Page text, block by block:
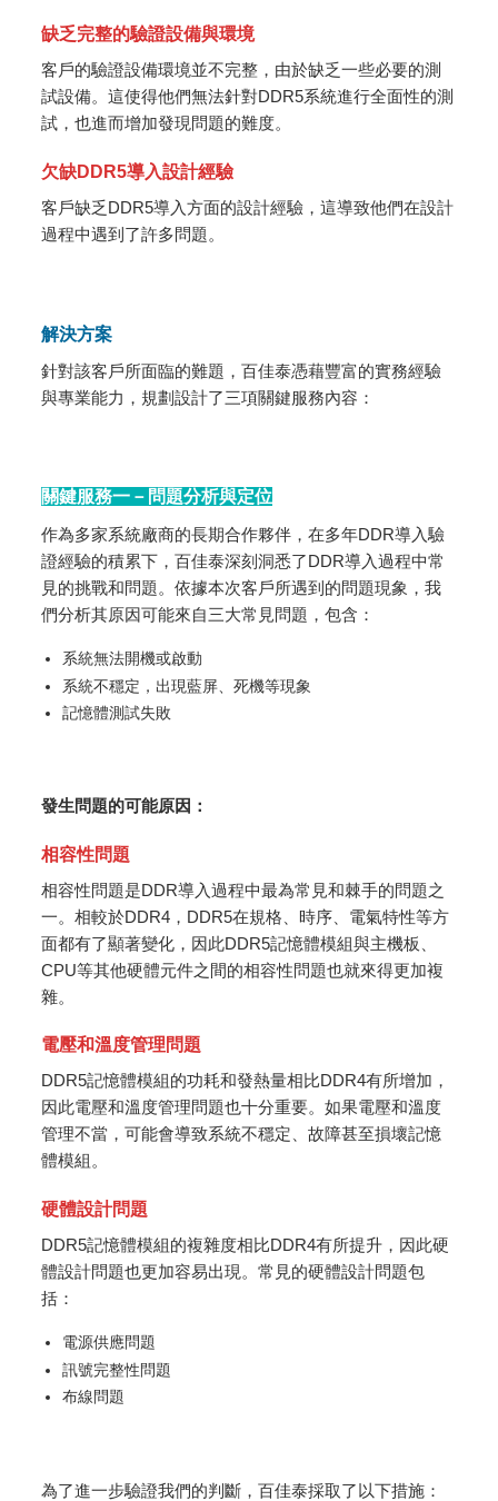
缺乏完整的驗證設備與環境
客戶的驗證設備環境並不完整，由於缺乏一些必要的測
試設備。這使得他們無法針對DDR5系統進行全面性的測
試，也進而增加發現問題的難度。
欠缺DDR5導入設計經驗
客戶缺乏DDR5導入方面的設計經驗，這導致他們在設計
過程中遇到了許多問題。
解決方案
針對該客戶所面臨的難題，百佳泰憑藉豐富的實務經驗
與專業能力，規劃設計了三項關鍵服務內容：
關鍵服務一－問題分析與定位
作為多家系統廠商的長期合作夥伴，在多年DDR導入驗
證經驗的積累下，百佳泰深刻洞悉了DDR導入過程中常
見的挑戰和問題。依據本次客戶所遇到的問題現象，我
們分析其原因可能來自三大常見問題，包含：
系統無法開機或啟動
系統不穩定，出現藍屏、死機等現象
記憶體測試失敗
發生問題的可能原因：
相容性問題
相容性問題是DDR導入過程中最為常見和棘手的問題之
一。相較於DDR4，DDR5在規格、時序、電氣特性等方
面都有了顯著變化，因此DDR5記憶體模組與主機板、
CPU等其他硬體元件之間的相容性問題也就來得更加複
雜。
電壓和溫度管理問題
DDR5記憶體模組的功耗和發熱量相比DDR4有所增加，
因此電壓和溫度管理問題也十分重要。如果電壓和溫度
管理不當，可能會導致系統不穩定、故障甚至損壞記憶
體模組。
硬體設計問題
DDR5記憶體模組的複雜度相比DDR4有所提升，因此硬
體設計問題也更加容易出現。常見的硬體設計問題包
括：
電源供應問題
訊號完整性問題
布線問題
為了進一步驗證我們的判斷，百佳泰採取了以下措施：